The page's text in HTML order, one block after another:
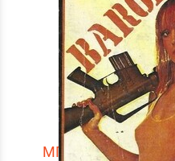
ΜΠΑΛ ΜΑΣΚΕ ΣΤΟ